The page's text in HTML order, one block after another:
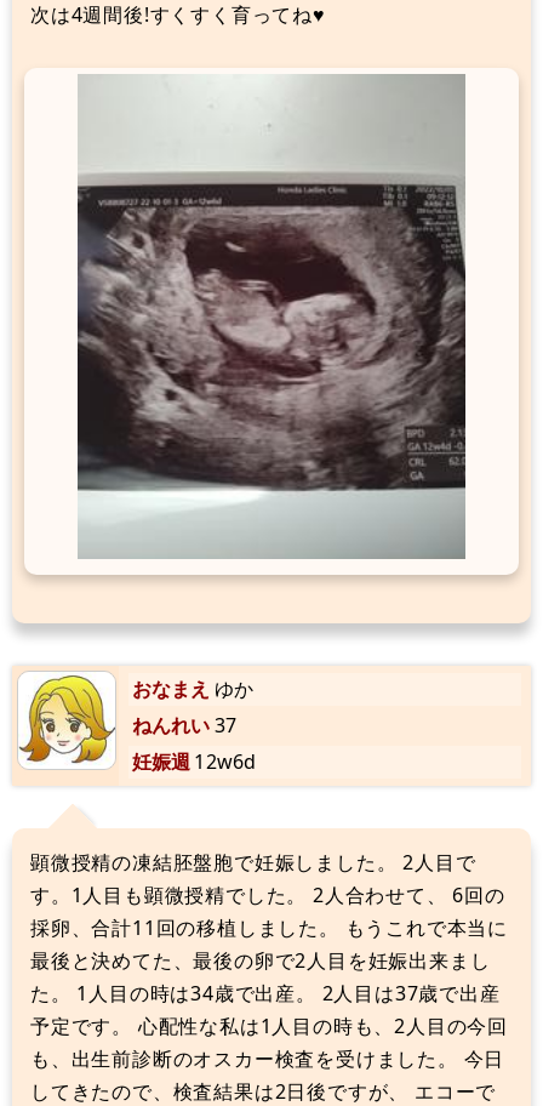
次は4週間後!すくすく育ってね♥
おなまえ ゆか
ねんれい37
妊娠週12w6d
顕微授精の凍結胚盤胞で妊娠しました。 2人目で
す。1人目も顕微授精でした。 2人合わせて、 6回の
採卵、合計11回の移植しました。 もうこれで本当に
最後と決めてた、最後の卵で2人目を妊娠出来まし
た。 1人目の時は34歳で出産。 2人目は37歳で出産
予定です。 心配性な私は1人目の時も、2人目の今回
も、出生前診断のオスカー検査を受けました。 今日
してきたので、検査結果は2日後ですが、 エコーで